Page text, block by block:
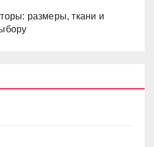
размеры, ткани и